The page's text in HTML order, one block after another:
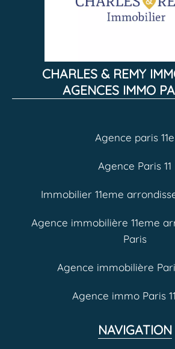
CHARLES & REMY
AGENCES IMMO
Agence paris 11e
Agence Paris 11
Immobilier 11eme
Agence immobilière 11eme
Paris
Agence immobilière
Agence immo Paris
NAVIGATION